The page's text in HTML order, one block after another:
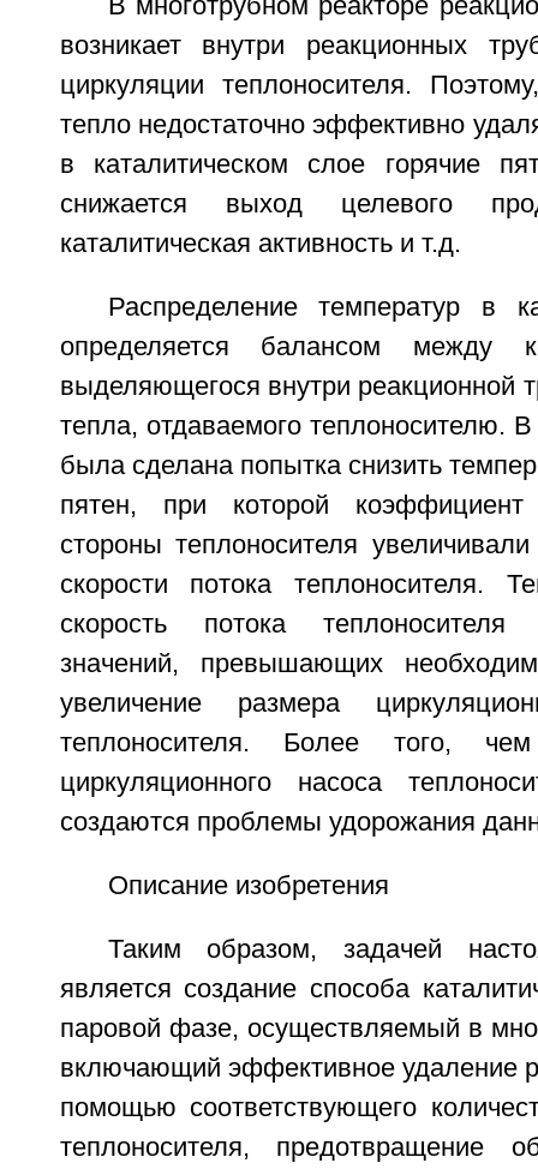
возникает внутри реакционных
циркуляции теплоносителя.
тепло недостаточно эффективно
в каталитическом слое горячие
снижается выход целевого
каталитическая активность и т.д.
Распределение температур в
определяется балансом между
выделяющегося внутри реакционной
тепла, отдаваемого теплоносителю. В
была сделана попытка снизить
пятен, при которой коэффициент
стороны теплоносителя
скорости потока теплоносителя.
скорость потока теплоносителя
значений, превышающих
увеличение размера
теплоносителя. Более того,
циркуляционного насоса
создаются проблемы удорожания
Описание изобретения
Таким образом, задачей
является создание способа
паровой фазе, осуществляемый в
включающий эффективное удаление
помощью соответствующего
теплоносителя, предотвращение